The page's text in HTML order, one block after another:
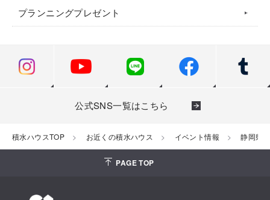
プランニングプレゼント
公式SNS一覧はこちら
積水ハウスTOP お近くの積水ハウス イベント情報 静岡県
PAGE TOP